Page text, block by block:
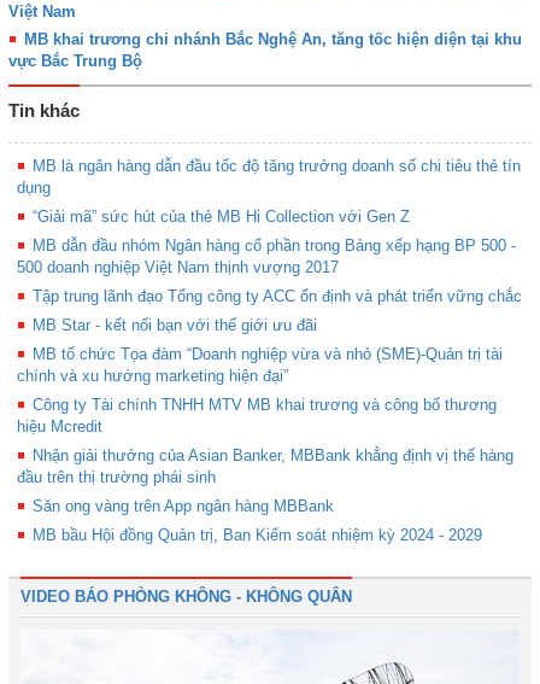
Việt Nam
MB khai trương chi nhánh Bắc Nghệ An, tăng tốc hiện diện tại khu
vực Bắc Trung Bộ
Tin khác
MB là ngân hàng dẫn đầu tốc độ tăng trưởng doanh số chi tiêu thẻ tín
dụng
“Giải mã” sức hút của thẻ MB Hi Collection với Gen Z
MB dẫn đầu nhóm Ngân hàng cổ phần trong Bảng xếp hạng BP 500 -
500 doanh nghiệp Việt Nam thịnh vượng 2017
Tập trung lãnh đạo Tổng công ty ACC ổn định và phát triển vững chắc
MB Star - kết nối bạn với thế giới ưu đãi
MB tổ chức Tọa đàm “Doanh nghiệp vừa và nhỏ (SME)-Quản trị tài
chính và xu hướng marketing hiện đại”
Công ty Tài chính TNHH MTV MB khai trương và công bố thương
hiệu Mcredit
Nhận giải thưởng của Asian Banker, MBBank khẳng định vị thế hàng
đầu trên thị trường phái sinh
Săn ong vàng trên App ngân hàng MBBank
MB bầu Hội đồng Quản trị, Ban Kiểm soát nhiệm kỳ 2024 - 2029
VIDEO BÁO PHÒNG KHÔNG - KHÔNG QUÂN